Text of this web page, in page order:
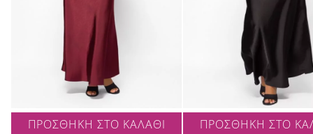
ΠΡΟΣΘΗΚΗ ΣΤΟ ΚΑΛΑΘΙ ΠΡΟΣΘΗΚΗ ΣΤΟ